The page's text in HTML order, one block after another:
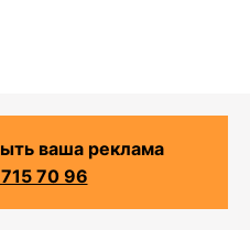
ваша реклама
70 96